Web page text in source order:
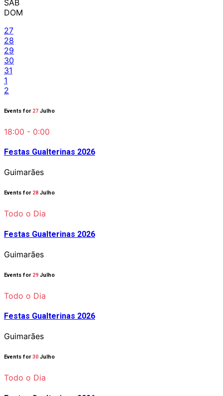
SAB
DOM
27
28
29
30
31
1
2
Events for 27 Julho
18:00 - 0:00
Festas Gualterinas 2026
Guimarães
Events for 28 Julho
Todo o Dia
Festas Gualterinas 2026
Guimarães
Events for 29 Julho
Todo o Dia
Festas Gualterinas 2026
Guimarães
Events for30 Julho
Todo o Dia